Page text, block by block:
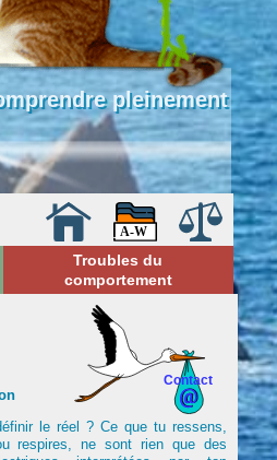
pleinement
Troubles du
comportement
Contact
le réel ? Ce que tu ressens,
respires, ne sont rien que des